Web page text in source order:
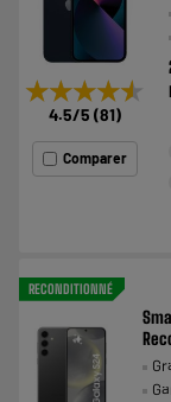
★★★★★
★★★★★
4.5/5 (81)
Comparer
RECONDITIONNÉ